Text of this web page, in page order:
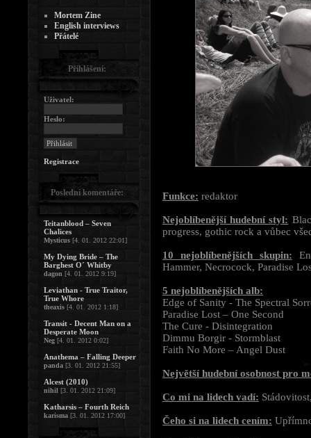
Funkce: redaktor
Nejoblíbenější hudební styl:
progress, gothic rock a vůbec
10 nejoblíbenějších skupin:
Hammer, Necrocock, Paradise
5 nejoblíbenějších alb:
Edge of Sanity - The Spectral
Paradise Lost – One Second
The Cure - Disintegration
Dimmu Borgir - Stormblast
Faith No More – Angel Dust
Největší hudební osobnost pro
Co mi na lidech vadí:
Čeho si na lidech cením:
Mortem Zine
English interviews
Přátelé
Přihlášení:
Uživatel:
Heslo:
Registrace
Poslední komentáře:
Teitanblood – Seven
Chalices
Mysticus [4. 01. 2012 22:01]
My Dying Bride – The
Barghest O´ Whitby
dagon [4. 01. 2012 9:19]
Leviathan - True Traitor,
True Whore
theaxis [4. 01. 2012 1:18]
Transit - Decent Man on a
Desperate Moon
Neg [4. 01. 2012 0:02]
Anathema – Falling Deeper
panda [3. 01. 2012 21:55]
Alcest (2010)
nihil [3. 01. 2012 21:09]
Katharsis – Fourth Reich
karisma [3. 01. 2012 17:00]